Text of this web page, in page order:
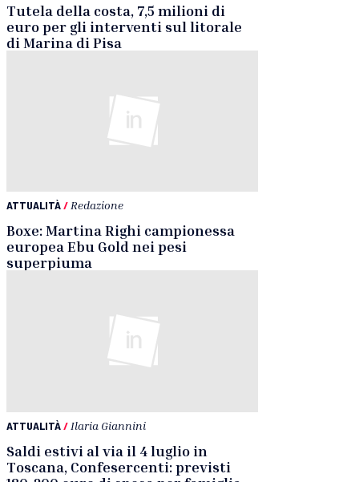
Tutela della costa, 7,5 milioni di
euro per gli interventi sul litorale
di Marina di Pisa
ATTUALITÀ/ Redazione
Boxe: Martina Righi campionessa
europea Ebu Gold nei pesi
superpiuma
ATTUALITÀ/ Ilaria Giannini
Saldi estivi al via il 4 luglio in
Toscana, Confesercenti: previsti